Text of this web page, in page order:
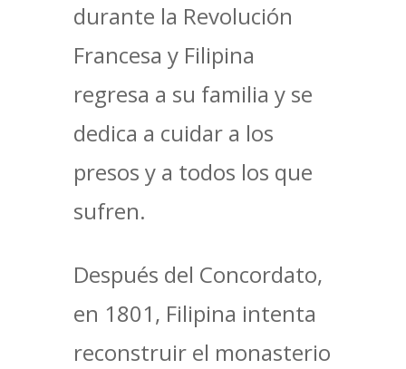
durante la Revolución
Francesa y Filipina
regresa a su familia y se
dedica a cuidar a los
presos y a todos los que
sufren.
Después del Concordato,
en 1801, Filipina intenta
reconstruir el monasterio